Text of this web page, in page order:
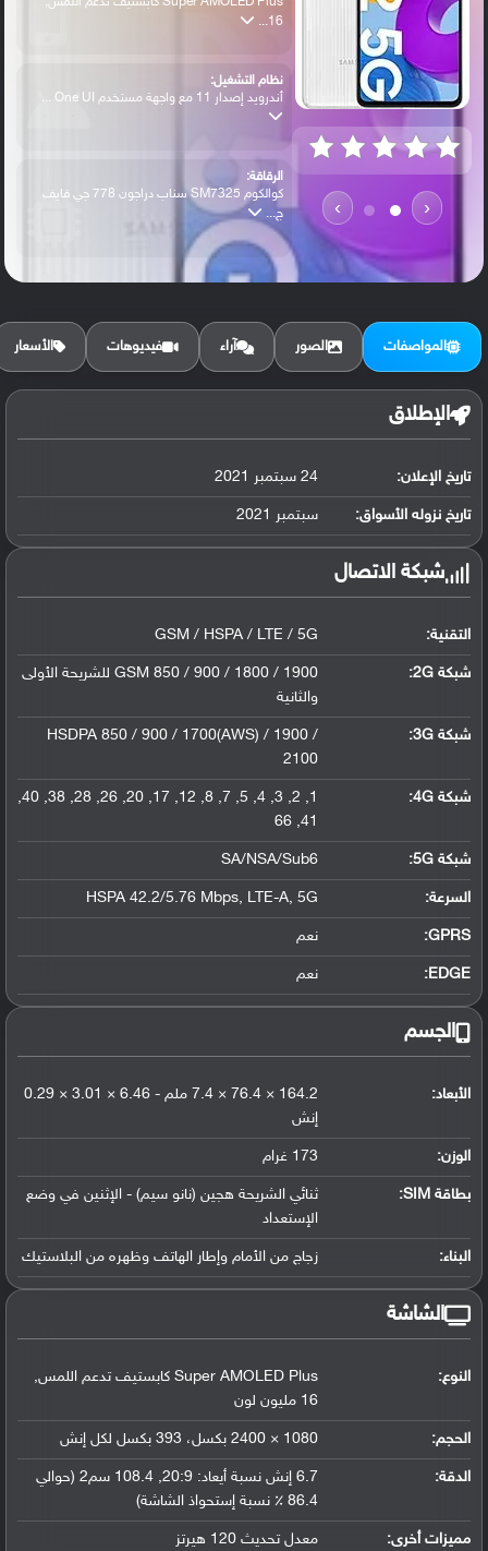
‹
›
16...
نظام التشغيل:
أندرويد إصدار 11 مع واجهة مستخدم One UI ...
الرقاقة:
كوالكوم SM7325 سناب دراجون 778 جي فايف
ج...
الرام / التخزين:
البطارية:
ليثيوم بوليمر سعة 5000 مللي أمبير, غير ق...
المواصفات الصور آراء فيديوهات الأسعار
الإطلاق
تاريخ الإعلان: 24 سبتمبر 2021
تاريخ نزوله الأسواق: سبتمبر 2021
شبكة الاتصال
التقنية: GSM / HSPA / LTE / 5G
شبكة 2G:
GSM 850 / 900 / 1800 / 1900 للشريحة الأولى
والثانية
شبكة 3G :
HSDPA 850 / 900 / 1700(AWS) / 1900 /
2100
شبكة 4G :
1, 2, 3, 4, 5, 7, 8, 12, 17, 20, 26, 28, 38, 40,
41, 66
شبكة 5G :
SA/NSA/Sub6
السرعة: HSPA 42.2/5.76 Mbps, LTE-A, 5G
GPRS: نعم
EDGE: نعم
الجسم
الأبعاد:
164.2 × 76.4 × 7.4 ملم - 6.46 × 3.01 × 0.29
إنش
الوزن: 173 غرام
بطاقة SIM:
ثنائي الشريحة هجين (نانو سيم) - الإثنين في وضع
الإستعداد
البناء: زجاج من الأمام وإطار الهاتف وظهره من البلاستيك
الشاشة
النوع:
Super AMOLED Plus كابستيف تدعم اللمس,
16 مليون لون
الحجم: 1080 × 2400 بكسل، 393 بكسل لكل إنش
الدقة:
6.7 إنش نسبة أيعاد: 20:9, 108.4 سم2 (حوالي
86.4 ٪ نسبة إستحواذ الشاشة)
مميزات أخرى: معدل تحديث 120 هيرتز